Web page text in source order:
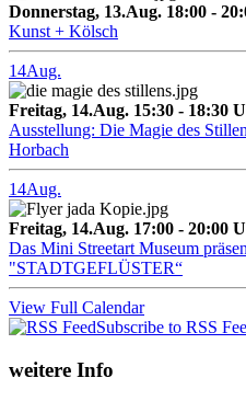
Donnerstag, 13.Aug. 18:00 -
Kunst + Kölsch
14Aug.
Freitag, 14.Aug. 15:30 - 18:30
Ausstellung: Die Magie des
Horbach
14Aug.
Freitag, 14.Aug. 17:00 - 20:00
Das Mini Streetart Museum
"STADTGEFLÜSTER“
View Full Calendar
Subscribe to RSS
weitere Info